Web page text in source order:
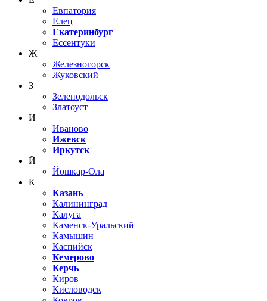
Евпатория
Елец
Екатеринбург
Ессентуки
Ж
Железногорск
Жуковский
З
Зеленодольск
Златоуст
И
Иваново
Ижевск
Иркутск
Й
Йошкар-Ола
К
Казань
Калининград
Калуга
Каменск-Уральский
Камышин
Каспийск
Кемерово
Керчь
Киров
Кисловодск